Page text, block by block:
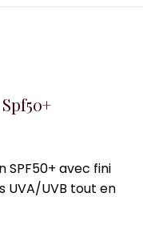
avec fini
UVA/UVB tout en